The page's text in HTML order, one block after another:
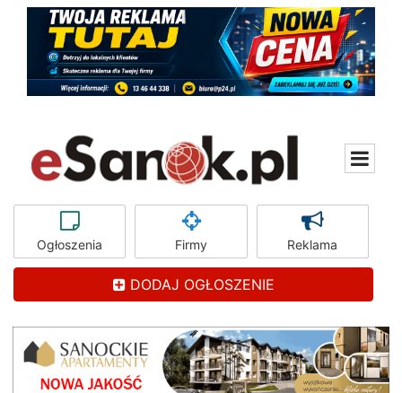
Ogłoszenia Firmy Reklama
DODAJ OGŁOSZENIE